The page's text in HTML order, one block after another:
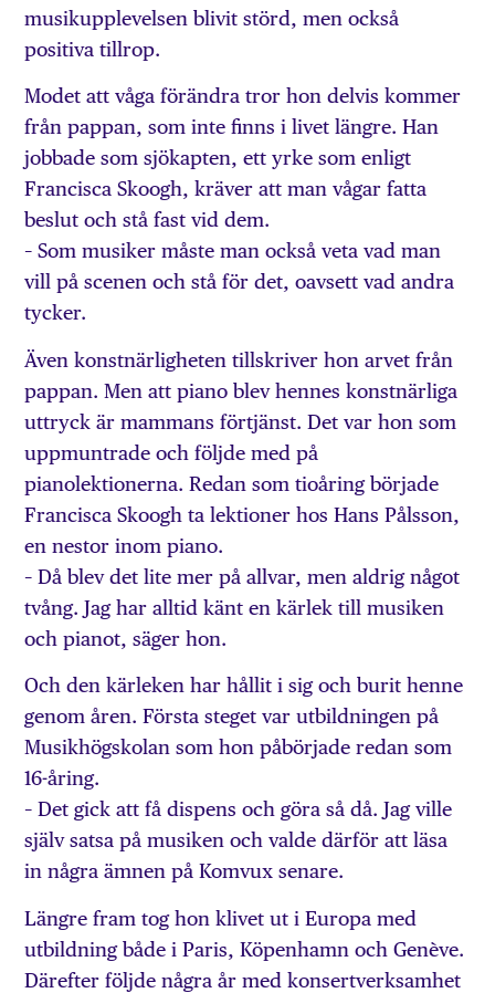
musikupplevelsen blivit störd, men också
positiva tillrop.
Modet att våga förändra tror hon delvis kommer
från pappan, som inte finns i livet längre. Han
jobbade som sjökapten, ett yrke som enligt
Francisca Skoogh, kräver att man vågar fatta
beslut och stå fast vid dem.
– Som musiker måste man också veta vad man
vill på scenen och stå för det, oavsett vad andra
tycker.
Även konstnärligheten tillskriver hon arvet från
pappan. Men att piano blev hennes konstnärliga
uttryck är mammans förtjänst. Det var hon som
uppmuntrade och följde med på
pianolektionerna. Redan som tioåring började
Francisca Skoogh ta lektioner hos Hans Pålsson,
en nestor inom piano.
– Då blev det lite mer på allvar, men aldrig något
tvång. Jag har alltid känt en kärlek till musiken
och pianot, säger hon.
Och den kärleken har hållit i sig och burit henne
genom åren. Första steget var utbildningen på
Musik­hög­skolan som hon påbörjade redan som
16-åring.
– Det gick att få dispens och göra så då. Jag ville
själv satsa på musiken och valde därför att läsa
in några ämnen på Komvux senare.
Längre fram tog hon klivet ut i Europa med
utbildning både i Paris, Köpenhamn och Genève.
Därefter följde några år med konsertverksamhet